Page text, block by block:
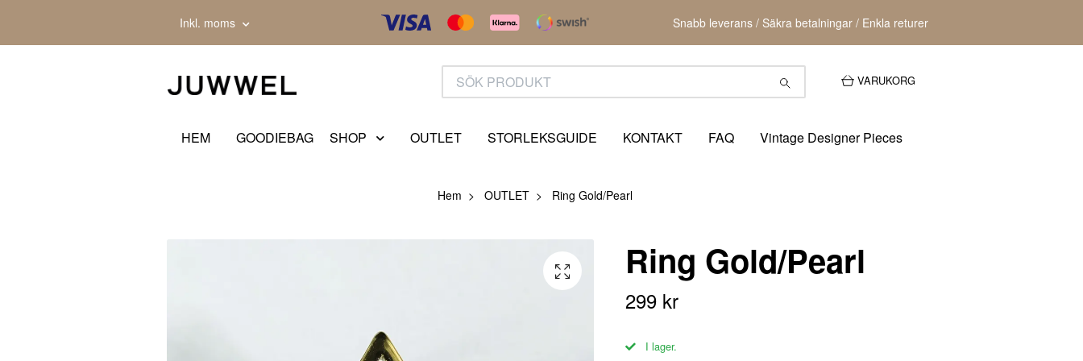
Inkl. moms Snabb leverans / Säkra betalningar / Enkla returer
VARUKORG
HEM GOODIEBAG SHOP OUTLET STORLEKSGUIDE KONTAKT FAQ Vintage Designer Pieces
Hem OUTLET Ring Gold/Pearl
Ring Gold/Pearl
299 kr
I lager.